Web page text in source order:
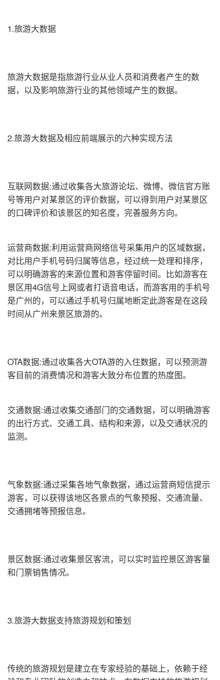
1.旅游大数据
旅游大数据是指旅游行业从业人员和消费者产生的数
据，以及影响旅游行业的其他领域产生的数据。
2.旅游大数据及相应前端展示的六种实现方法
互联网数据:通过收集各大旅游论坛、微博、微信官方账
号等用户对某景区的评价数据，可以得到用户对某景区
的口碑评价和该景区的知名度，完善服务方向。
运营商数据:利用运营商网络信号采集用户的区域数据，
对比用户手机号码归属等信息，经过统一处理和排序，
可以明确游客的来源位置和游客停留时间。比如游客在
景区用4G信号上网或者打语音电话，而游客用的手机号
是广州的，可以通过手机号归属地断定此游客是在这段
时间从广州来景区旅游的。
OTA数据:通过收集各大OTA游的入住数据，可以预测游
客目前的消费情况和游客大致分布位置的热度图。
交通数据:通过收集交通部门的交通数据，可以明确游客
的出行方式、交通工具、结构和来源，以及交通状况的
监测。
气象数据:通过采集各地气象数据，通过运营商短信提示
游客，可以获得该地区各景点的气象预报、交通流量、
交通拥堵等预报信息。
景区数据:通过收集景区客流，可以实时监控景区游客量
和门票销售情况。
3.旅游大数据支持旅游规划和策划
传统的旅游规划是建立在专家经验的基础上，依赖于经